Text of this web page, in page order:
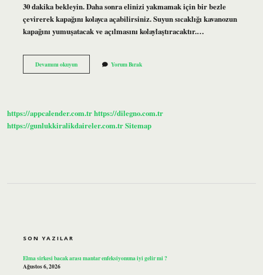
30 dakika bekleyin. Daha sonra elinizi yakmamak için bir bezle
çevirerek kapağını kolayca açabilirsiniz. Suyun sıcaklığı kavanozun
kapağını yumuşatacak ve açılmasını kolaylaştıracaktır.…
Devamını okuyunTutmayan
Konserve
Yorum Bırak
https://appcalender.com.trhttps://dilegno.com.tr
https://gunlukkiralikdaireler.com.trSitemap
SON YAZILAR
Elma sirkesi bacak arası mantar enfeksiyonuna iyi gelir mi ?
Ağustos 6, 2026